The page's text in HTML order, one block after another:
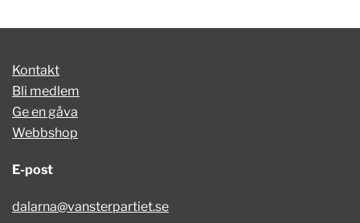
Kontakt
Bli medlem
Ge en gåva
Webbshop
E-post
dalarna@vansterpartiet.se